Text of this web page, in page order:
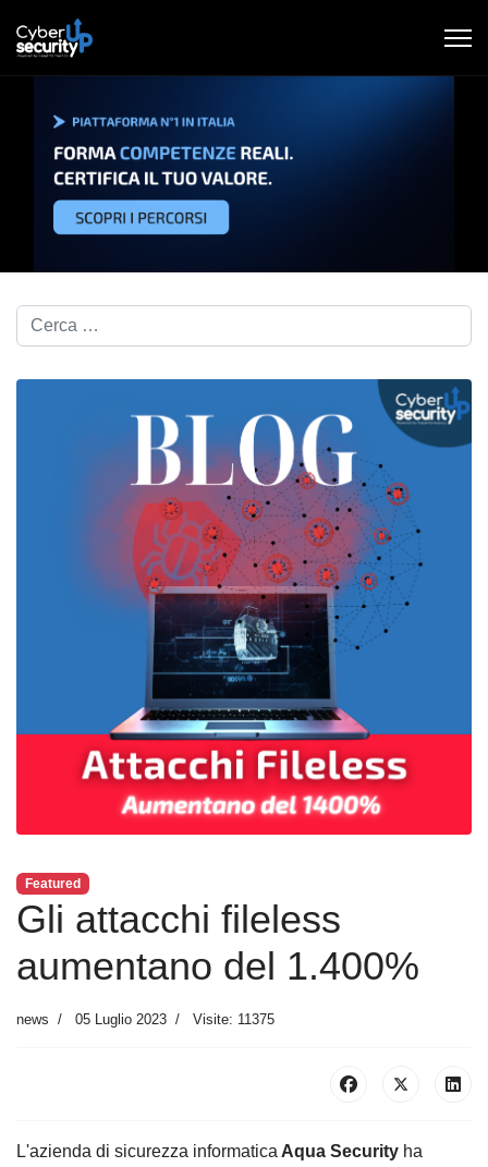
Cerca nel blog...
Featured
Gli attacchi fileless
aumentano del 1.400%
news 05 Luglio 2023 Visite: 11375
L'azienda di sicurezza informatica Aqua Security ha